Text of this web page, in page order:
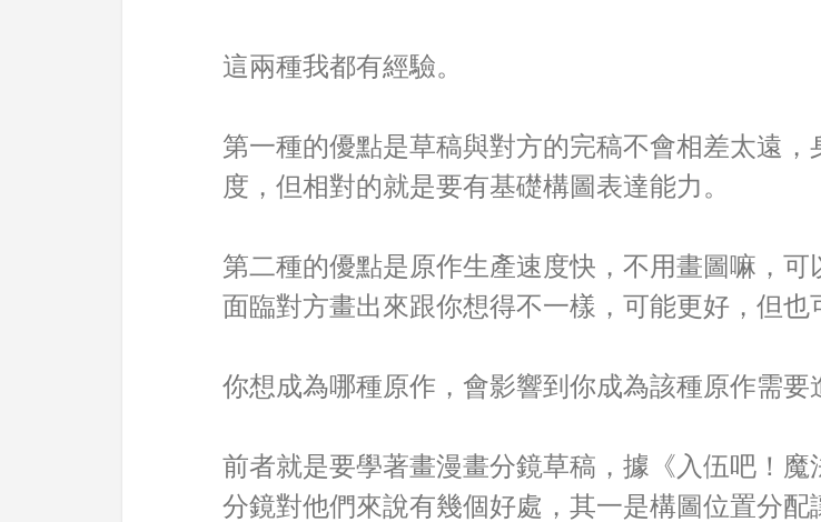
這兩種我都有經驗。
第一種的優點是草稿與對方的完稿不會相差太遠
度，但相對的就是要有基礎構圖表達能力。
第二種的優點是原作生產速度快，不用畫圖嘛，
面臨對方畫出來跟你想得不一樣，可能更好，但也
你想成為哪種原作，會影響到你成為該種原作需要
前者就是要學著畫漫畫分鏡草稿，據《入伍吧！
分鏡對他們來說有幾個好處，其一是構圖位置分